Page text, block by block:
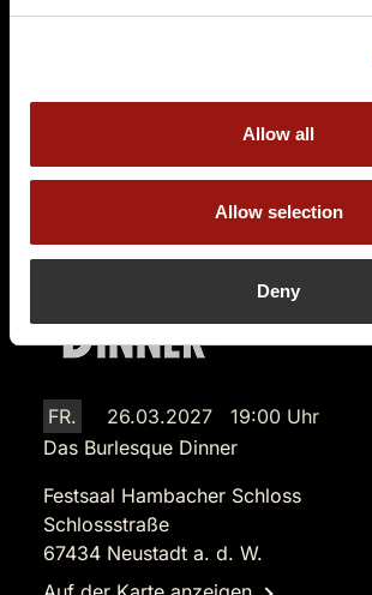
Allow all
Allow selection
Deny
FR.
26.03.2027 19:00 Uhr
Das Burlesque Dinner
Festsaal Hambacher Schloss
Schlossstraße
67434 Neustadt a. d. W.